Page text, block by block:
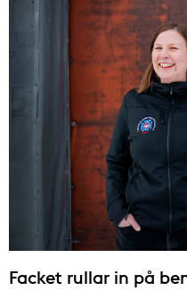
Facket rullar in på